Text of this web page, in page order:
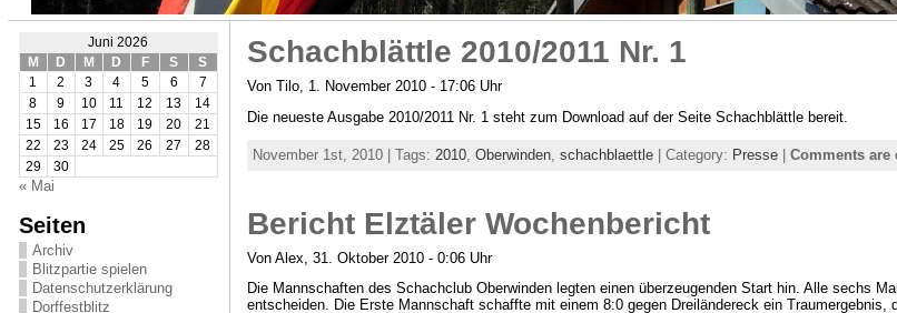
Juni 2026
M
D M D F S
S
1
2 3 4 5 6
7
8
9 10 11 12 13
14
15
16 17 18 19 20
21
22
23 24 25 26 27
28
29
30
« Mai
Seiten
Archiv
Blitzpartie spielen
Datenschutzerklärung
Dorffestblitz
Schachblättle 2010/2011 Nr. 1
Von Tilo, 1. November 2010 - 17:06 Uhr
Die neueste Ausgabe 2010/2011 Nr. 1 steht zum Download auf der Seite Schachblättle bereit.
November 1st, 2010 | Tags: 2010, Oberwinden, schachblaettle| Category: Presse| Comments are
Bericht Elztäler Wochenbericht
Von Alex, 31. Oktober 2010 - 0:06 Uhr
Die Mannschaften des Schachclub Oberwinden legten einen überzeugenden Start hin. Alle sechs
entscheiden. Die Erste Mannschaft schaffte mit einem 8:0 gegen Dreiländereck ein